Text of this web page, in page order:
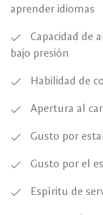
aprender idiomas
Capacidad de
bajo presión
Habilidad de
Apertura al
Gusto por
Gusto por el
Espíritu de